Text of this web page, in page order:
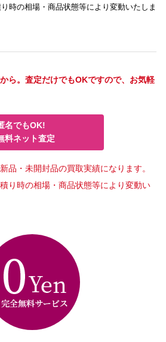
時の相場・商品状態等により変動いたしま
ら。査定だけでもOKですので、お気軽
名でもOK!
料ネット査定
品・未開封品の買取実績になります。
り時の相場・商品状態等により変動い